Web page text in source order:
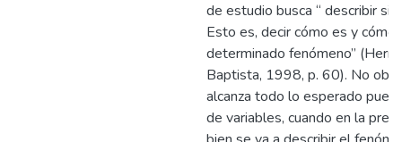
de estudio busca “ describir
Esto es, decir cómo es y
determinado fenómeno”
Baptista, 1998, p. 60). No
alcanza todo lo esperado
de variables, cuando en la